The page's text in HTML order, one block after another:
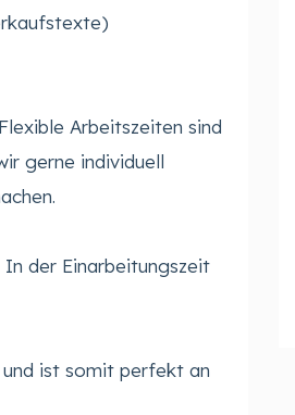
Arbeitszeiten sind
gerne individuell
In der Einarbeitungszeit
ist somit perfekt an